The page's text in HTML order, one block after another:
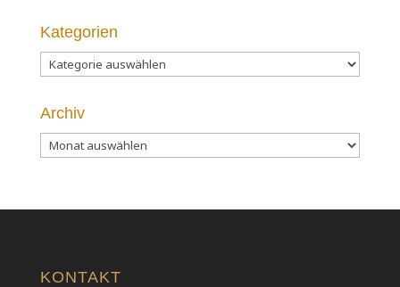
Kategorien
Kategorien
Archiv
Archiv
KONTAKT